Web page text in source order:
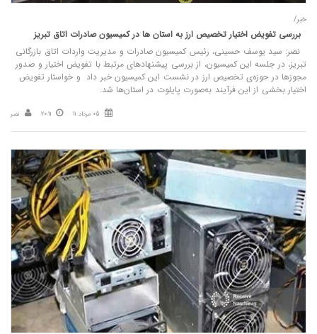
خبر/
بررسی تفویض اختیار تخصیص ارز به استان‌ ها در کمیسیون صادرات اتاق تبریز
نصر: سید یوسف حسینی، رئیس کمیسیون صادرات و مدیریت واردات اتاق بازرگانی
تبریز، در جلسه این کمیسیون، از بررسی پیشنهادهای مرتبط با تفویض اختیار و صدور
مجوزها در حوزه‌ی تخصیص ارز در نشست این کمیسیون خبر داد و خواستار تفویض
اختیار بخشی از این فرآیند به‌صورت پایلوت در استان‌ها شد.
05 مرداد 11 20:11 نصر